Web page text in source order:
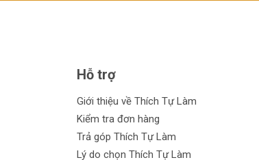
Hỗ trợ
Giới thiệu về Thích Tự Làm
Kiểm tra đơn hàng
Trả góp Thích Tự Làm
Lý do chọn Thích Tự Làm